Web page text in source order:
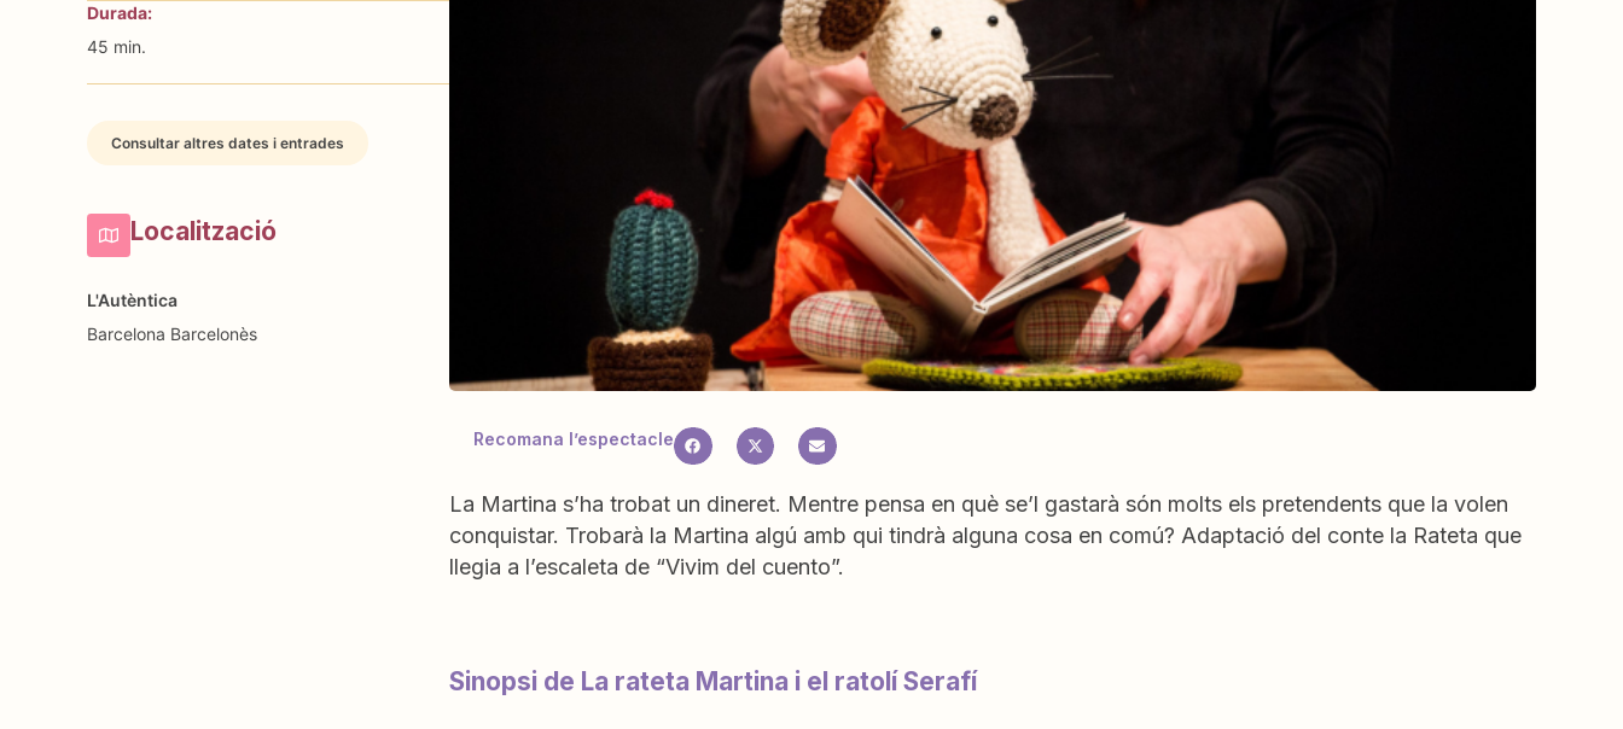
Durada:
45 min.
Consultar altres dates i entrades
Localització
L'Autèntica
Barcelona Barcelonès
Recomana l’espectacle
La Martina s’ha trobat un dineret. Mentre pensa en què se’l gastarà són molts els pretendents que la volen
conquistar. Trobarà la Martina algú amb qui tindrà alguna cosa en comú? Adaptació del conte la Rateta que
llegia a l’escaleta de “Vivim del cuento”.
Sinopsi de La rateta Martina i el ratolí Serafí